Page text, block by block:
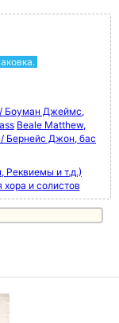
/ Боуман Джеймс,
Beale Matthew,
Бернейс Джон, бас
Реквиемы и т.д.)
и солистов